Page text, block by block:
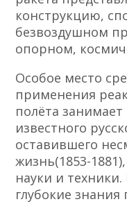
конструкцию,
безвоздушном
опорном,
Особое место
применения
полёта
известного
оставившего
жизнь(1853-
науки и
глубокие